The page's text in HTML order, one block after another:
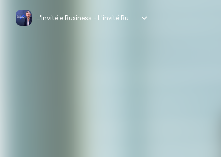
L'Invité.e Business - L'invité Business - L'invitée Business